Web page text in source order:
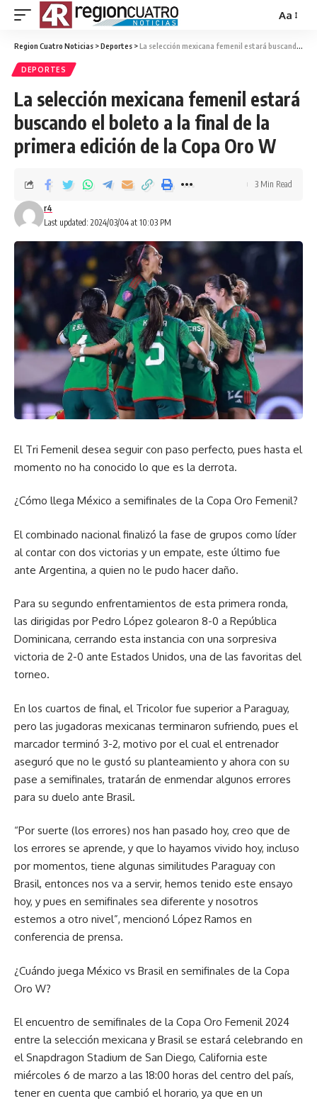
Aa
Region Cuatro Noticias >Deportes >La selección mexicana femenil estará buscando el boleto a la final de la primera edición de la Copa Oro W
DEPORTES
La selección mexicana femenil estará
buscando el boleto a la final de la
primera edición de la Copa Oro W
Last updated: 2024/03/04 at 10:03 PM
r4
3 Min Read
El Tri Femenil desea seguir con paso perfecto, pues hasta el
momento no ha conocido lo que es la derrota.
¿Cómo llega México a semifinales de la Copa Oro Femenil?
El combinado nacional finalizó la fase de grupos como líder
al contar con dos victorias y un empate, este último fue
ante Argentina, a quien no le pudo hacer daño.
Para su segundo enfrentamientos de esta primera ronda,
las dirigidas por Pedro López golearon 8-0 a República
Dominicana, cerrando esta instancia con una sorpresiva
victoria de 2-0 ante Estados Unidos, una de las favoritas del
torneo.
En los cuartos de final, el Tricolor fue superior a Paraguay,
pero las jugadoras mexicanas terminaron sufriendo, pues el
marcador terminó 3-2, motivo por el cual el entrenador
aseguró que no le gustó su planteamiento y ahora con su
pase a semifinales, tratarán de enmendar algunos errores
para su duelo ante Brasil.
“Por suerte (los errores) nos han pasado hoy, creo que de
los errores se aprende, y que lo hayamos vivido hoy, incluso
por momentos, tiene algunas similitudes Paraguay con
Brasil, entonces nos va a servir, hemos tenido este ensayo
hoy, y pues en semifinales sea diferente y nosotros
estemos a otro nivel”, mencionó López Ramos en
conferencia de prensa.
¿Cuándo juega México vs Brasil en semifinales de la Copa
Oro W?
El encuentro de semifinales de la Copa Oro Femenil 2024
entre la selección mexicana y Brasil se estará celebrando en
el Snapdragon Stadium de San Diego, California este
miércoles 6 de marzo a las 18:00 horas del centro del país,
tener en cuenta que cambió el horario, ya que en un